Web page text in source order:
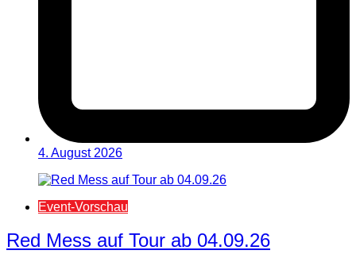
4. August 2026
Event-Vorschau
Red Mess auf Tour ab 04.09.26